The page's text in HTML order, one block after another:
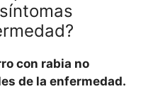
con rabia no
de la enfermedad.